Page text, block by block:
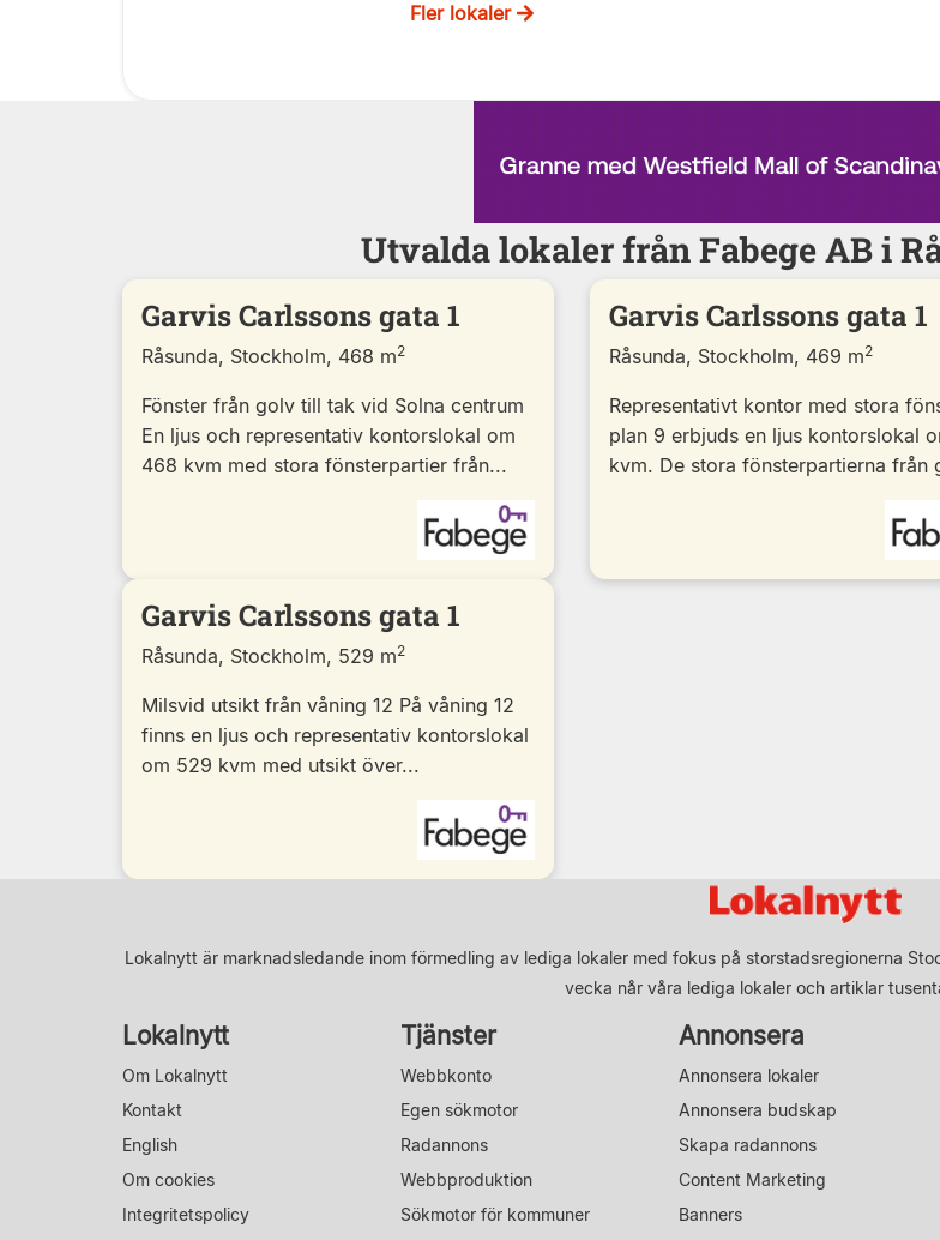
Fler lokaler
Utvalda lokaler från Fabege AB i
Garvis Carlssons gata 1
Råsunda, Stockholm, 468 m2
Fönster från golv till tak vid Solna centrum
En ljus och representativ kontorslokal om
468 kvm med stora fönsterpartier från...
Garvis Carlssons gata 1
Råsunda, Stockholm, 469 m2
Representativt kontor med stora
plan 9 erbjuds en ljus kontorslokal
kvm. De stora fönsterpartierna från
Garvis Carlssons gata 1
Råsunda, Stockholm, 529 m2
Milsvid utsikt från våning 12 På våning 12
finns en ljus och representativ kontorslokal
om 529 kvm med utsikt över...
Lokalnytt är marknadsledande inom förmedling av lediga lokaler med fokus på storstadsregionerna
vecka når våra lediga lokaler och artiklar
Lokalnytt
Om Lokalnytt
Kontakt
English
Om cookies
Integritetspolicy
Tjänster
Webbkonto
Egen sökmotor
Radannons
Webbproduktion
Sökmotor för kommuner
Annonsera
Annonsera lokaler
Annonsera budskap
Skapa radannons
Content Marketing
Banners